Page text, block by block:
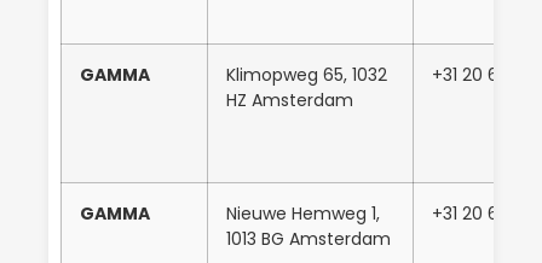
GAMMA
Klimopweg 65, 1032
HZ Amsterdam
+31 20 637
GAMMA
Nieuwe Hemweg 1,
1013 BG Amsterdam
+31 20 684